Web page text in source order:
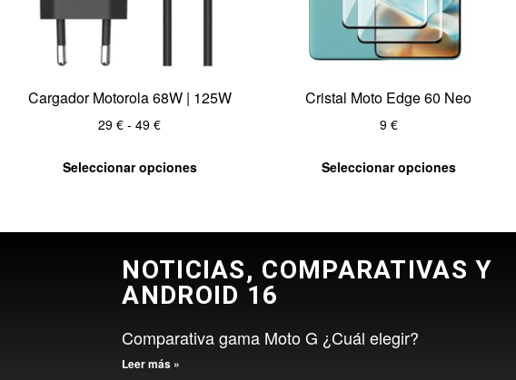
Cargador Motorola 68W | 125W
29 € - 49 €
Seleccionar opciones
Cristal Moto Edge 60 Neo
9 €
Seleccionar opciones
NOTICIAS, COMPARATIVAS Y
ANDROID 16
Comparativa gama Moto G ¿Cuál elegir?
Leer más »